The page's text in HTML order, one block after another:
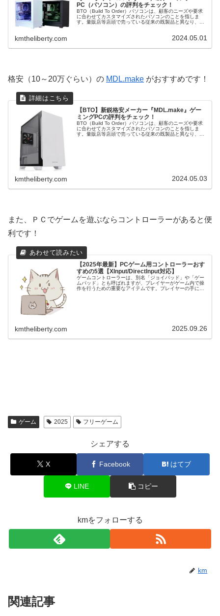
PC（パソコン）の評判をチェック！
BTO（Build To Order）パソコンは、顧客のニーズや要求
に合わせてカスタマイズされたパソコンのことを指しま
す。量販店等店頭で売っている従来の既製品と異なり、
kmtheliberty.com 2024.05.01
格安（10～20万ぐらい）の MDL.make がおすすめです！
【BTO】新鋭格安メーカー『MDL.make』ゲー
ミングPCの評判をチェック！
BTO（Build To Order）パソコンは、顧客のニーズや要求
に合わせてカスタマイズされたパソコンのことを指しま
す。量販店等店頭で売っている従来の既製品と異なり、
kmtheliberty.com 2024.05.03
また、ＰＣでゲームを遊ぶならコントローラーがあると便
利です！
【2025年最新】PCゲーム用コントローラーおす
すめの5選【XInput/DirectInput対応】
ゲームコントローラーは、別名「ジョイパッド」や「ゲー
ムパッド」とも呼ばれますが、プレイヤーがゲーム内で操
作を行うための重要なアイテムです。プレイヤーの手によ
kmtheliberty.com 2025.09.26
ゲーム 2025 フリーゲーム
シェアする
X Facebook はてブ
LINE コピー
kmをフォローする
km
関連記事